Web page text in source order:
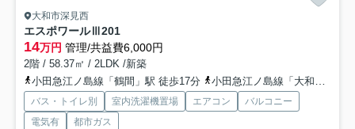
大和市深見西
エスポワールⅢ201
14万円 管理/共益費6,000円
2階 / 58.37㎡ / 2LDK /新築
小田急江ノ島線「鶴間」駅 徒歩17分
小田急江ノ島線「大和」駅 バス11分 神奈川中央交通「市役所市立病院前」 停歩8分
バス・トイレ別 室内洗濯機置場 エアコン
バルコニー
電気有
都市ガス